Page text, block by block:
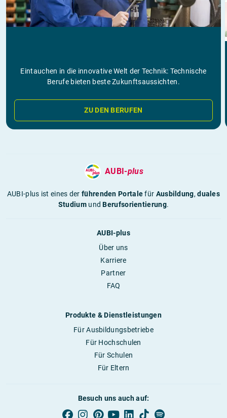
Eintauchen in die innovative Welt der Technik: Technische
Berufe bieten beste Zukunftsaussichten.
ZU DEN BERUFEN
AUBI-plus
AUBI-plus ist eines derführenden Portalefür Ausbildung,duales
StudiumundBerufsorientierung.
AUBI-plus
Über uns
Karriere
Partner
FAQ
Produkte & Dienstleistungen
Für Ausbildungsbetriebe
Für Hochschulen
Für Schulen
Für Eltern
Besuch uns auch auf: